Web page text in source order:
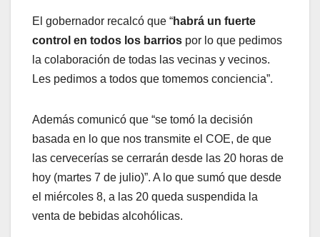
El gobernador recalcó que “habrá un fuerte
control en todos los barrios por lo que pedimos
la colaboración de todas las vecinas y vecinos.
Les pedimos a todos que tomemos conciencia”.
Además comunicó que “se tomó la decisión
basada en lo que nos transmite el COE, de que
las cervecerías se cerrarán desde las 20 horas de
hoy (martes 7 de julio)”. A lo que sumó que desde
el miércoles 8, a las 20 queda suspendida la
venta de bebidas alcohólicas.